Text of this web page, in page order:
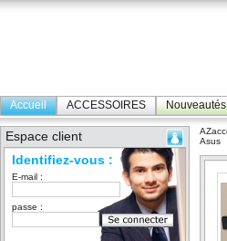
Accueil ACCESSOIRES Nouveautés
Espace client
Identifiez-vous :
E-mail :
passe :
Asus